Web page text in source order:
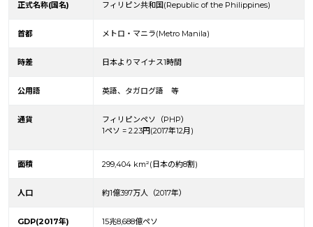
正式名称(国名) フィリピン共和国(Republic of the Philippines)
首都 メトロ・マニラ(Metro Manila)
時差 日本よりマイナス1時間
公用語 英語、タガログ語 等
通貨
フィリピンペソ（PHP）
1ペソ = 2.23円(2017年12月)
面積 299,404 km²(日本の約8割)
人口 約1億397万人（2017年）
GDP(2017年) 15兆8,688億ペソ